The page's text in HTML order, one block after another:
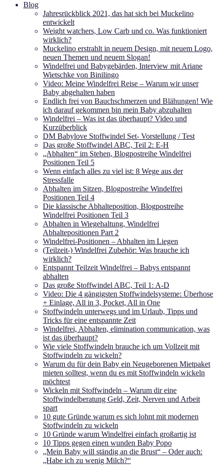
Blog
Jahresrückblick 2021, das hat sich bei Muckelino
entwickelt
Weight watchers, Low Carb und co. Was funktioniert
wirklich?
Muckelino erstrahlt in neuem Design, mit neuem Logo,
neuen Themen und neuem Slogan!
Windelfrei und Babygebärden, Interview mit Ariane
Wietschke von Binilingo
Video: Meine Windelfrei Reise – Warum wir unser
Baby abgehalten haben
Endlich frei von Bauchschmerzen und Blähungen! Wie
ich darauf gekommen bin mein Baby abzuhalten
Windelfrei – Was ist das überhaupt? Video und
Kurzüberblick
DM Babylove Stoffwindel Set- Vorstellung / Test
Das große Stoffwindel ABC, Teil 2: E-H
„Abhalten“ im Stehen, Blogpostreihe Windelfrei
Positionen Teil 5
Wenn einfach alles zu viel ist: 8 Wege aus der
Stressfalle
Abhalten im Sitzen, Blogpostreihe Windelfrei
Positionen Teil 4
Die klassische Abhalteposition, Blogpostreihe
Windelfrei Positionen Teil 3
Abhalten in Wiegehaltung, Windelfrei
Abhaltepositionen Part 2
Windelfrei-Positionen – Abhalten im Liegen
(Teilzeit-) Windelfrei Zubehör: Was brauche ich
wirklich?
Entspannt Teilzeit Windelfrei – Babys entspannt
abhalten
Das große Stoffwindel ABC, Teil 1: A-D
Video: Die 4 gängigsten Stoffwindelsysteme: Überhose
+ Einlage, All in 3, Pocket, All in One
Stoffwindeln unterwegs und im Urlaub, Tipps und
Tricks für eine entspannte Zeit
Windelfrei, Abhalten, elimination communication, was
ist das überhaupt?
Wie viele Stoffwindeln brauche ich um Vollzeit mit
Stoffwindeln zu wickeln?
Warum du für dein Baby ein Neugeborenen Mietpaket
mieten solltest, wenn du es mit Stoffwindeln wickeln
möchtest
Wickeln mit Stoffwindeln – Warum dir eine
Stoffwindelberatung Geld, Zeit, Nerven und Arbeit
spart
10 gute Gründe warum es sich lohnt mit modernen
Stoffwindeln zu wickeln
10 Gründe warum Windelfrei einfach großartig ist
10 Tipps gegen einen wunden Baby Popo
„Mein Baby will ständig an die Brust“ – Oder auch:
„Habe ich zu wenig Milch?“